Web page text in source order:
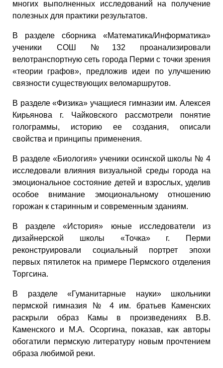
многих выполненных исследований на получение
полезных для практики результатов.
В разделе сборника «Математика/Информатика»
ученики СОШ №132 проанализировали
велотранспортную сеть города Перми с точки зрения
«теории графов», предложив идеи по улучшению
связности существующих веломаршрутов.
В разделе «Физика» учащиеся гимназии им. Алексея
Кирьянова г. Чайковского рассмотрели понятие
голограммы, историю ее создания, описали
свойства и принципы применения.
В разделе «Биология» ученики осинской школы № 4
исследовали влияния визуальной среды города на
эмоциональное состояние детей и взрослых, уделив
особое внимание эмоциональному отношению
горожан к старинным и современным зданиям.
В разделе «История» юные исследователи из
дизайнерской школы «Точка» г. Перми
реконструировали социальный портрет эпохи
первых пятилеток на примере Пермского отделения
Торгсина.
В разделе «Гуманитарные науки» школьники
пермской гимназия № 4 им. братьев Каменских
раскрыли образ Камы в произведениях В.В.
Каменского и М.А. Осоргина, показав, как авторы
обогатили пермскую литературу новым прочтением
образа любимой реки.